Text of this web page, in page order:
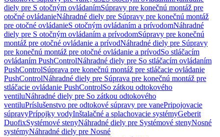
diely pre S otočným ovládanímSúpravy pre konečnú montáž pre
otočné ovládanieNáhradné diely pre Súpravy pre konečnú montáž
pre otočné ovládanieS otočným ovládaním a prívodomNáhradné
diely pre S otočným ovládaním a prívodomSúpravy pre konečnú
montáž pre otočné ovládanie a prívodNáhradné diely pre Súpravy
pre konečnú montáž pre otočné ovládanie a prívodSo stláčacím
ovládaním PushControlNáhradné diely pre So stláčacím ovládaním
PushControlSúprava pre konečnú montáž pre stláčacie ovládanie
PushControlNáhradné diely pre Súprava pre konečnú montáž pre
stláčacie ovládanie PushControlSo zátkou odtokového
ventiluNáhradné diely pre So zátkou odtokového
ventiluPríslušenstvo pre odtokové súpravy pre vanePripojovacie
súpravyPrípojky vodyInštalačné a splachovacie systémyGeberit
DuofixSystémové stenyNáhradné diely pre Systémové stenyNosné
systémyNáhradné diely pre Nosné